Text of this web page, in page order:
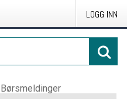
LOGG INN
Børsmeldinger